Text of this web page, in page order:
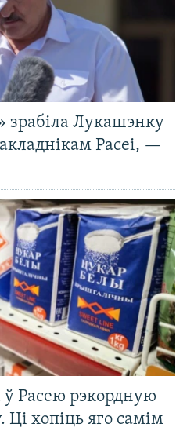
зрабіла Лукашэнку
Расеі, —
ў Расею рэкордную
Ці хопіць яго самім